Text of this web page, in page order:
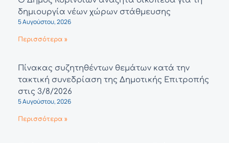
δημιουργία νέων χώρων στάθμευσης
5 Αυγούστου, 2026
Περισσότερα »
Πίνακας συζητηθέντων θεμάτων κατά την
τακτική συνεδρίαση της Δημοτικής Επιτροπής
στις 3/8/2026
5 Αυγούστου, 2026
Περισσότερα »